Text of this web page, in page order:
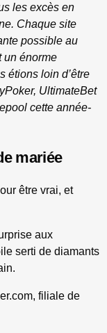
les excès en
Chaque site
possible au
un énorme
étions loin d’être
UltimateBet
cette année-
mariée
être vrai, et
aux
serti de diamants
filiale de